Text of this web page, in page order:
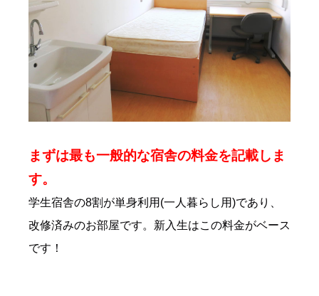
まずは最も一般的な宿舎の料金を記載しま
す。
学生宿舎の8割が単身利用(一人暮らし用)であり、
改修済みのお部屋です。 新入生はこの料金がベース
です！